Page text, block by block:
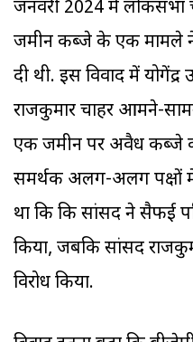
जनवरी 2024 में
जमीन कब्जे के एक मामले
दी थी. इस विवाद में
राजकुमार चाहर आमने-
एक जमीन पर अवैध कब्जे
समर्थक अलग-अलग पक्षों
था कि कि सांसद ने सैफई
किया, जबकि सांसद
विरोध किया.